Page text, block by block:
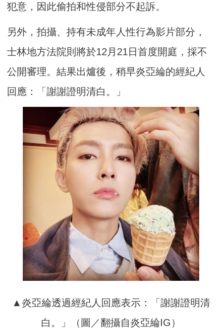
犯意，因此偷拍和性侵部分不起訴。
另外，拍攝、持有未成年人性行為影片部分，
士林地方法院則將於12月21日首度開庭，採不
公開審理。結果出爐後，稍早炎亞綸的經紀人
回應：「謝謝證明清白。」
▲炎亞綸透過經紀人回應表示：「謝謝證明清
白。」（圖／翻攝自炎亞綸IG）